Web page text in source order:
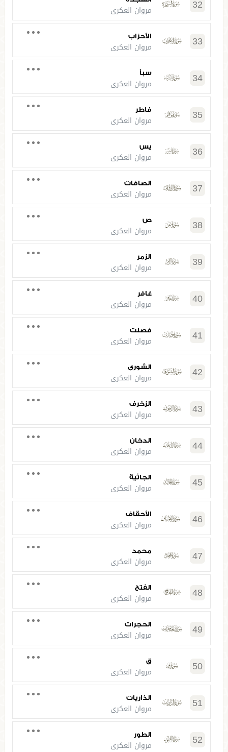
32 مروان العكري
33 الأحزاب
مروان العكري
34 سبأ
مروان العكري
35 فاطر
مروان العكري
36 يس
مروان العكري
37 الصافات
مروان العكري
38 ص
مروان العكري
39 الزمر
مروان العكري
40 غافر
مروان العكري
41 فصلت
مروان العكري
42 الشورى
مروان العكري
43 الزخرف
مروان العكري
44 الدخان
مروان العكري
45 الجاثية
مروان العكري
46 الأحقاف
مروان العكري
47 محمد
مروان العكري
48 الفتح
مروان العكري
49 الحجرات
مروان العكري
50 ق
مروان العكري
51 الذاريات
مروان العكري
52 الطور
مروان العكري